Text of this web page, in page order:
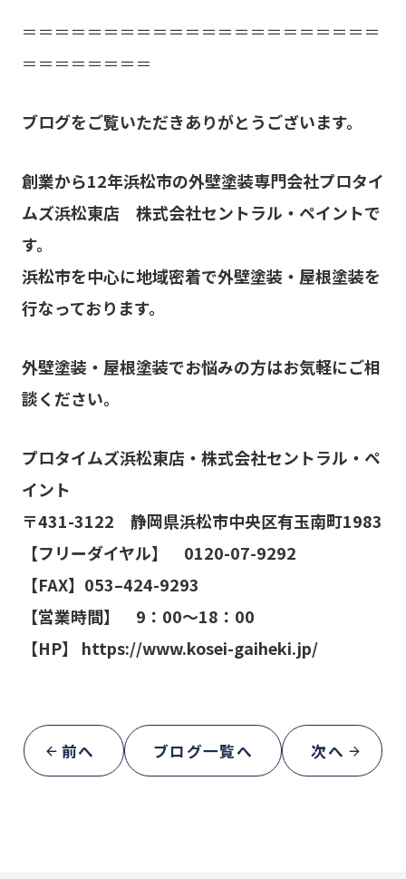
＝＝＝＝＝＝＝＝＝＝＝＝＝＝＝＝＝＝＝＝＝＝
＝＝＝＝＝＝＝＝
ブログをご覧いただきありがとうございます。
創業から12年浜松市の外壁塗装専門会社プロタイ
ムズ浜松東店 株式会社セントラル・ペイントで
す。
浜松市を中心に地域密着で外壁塗装・屋根塗装を
行なっております。
外壁塗装・屋根塗装でお悩みの方はお気軽にご相
談ください。
プロタイムズ浜松東店・株式会社セントラル・ペ
イント
〒431-3122 静岡県浜松市中央区有玉南町1983
【フリーダイヤル】 0120-07-9292
【FAX】 053–424-9293
【営業時間】 9：00～18 ：00
【HP】 https://www.kosei-gaiheki.jp/
前へ ブログ一覧へ 次へ